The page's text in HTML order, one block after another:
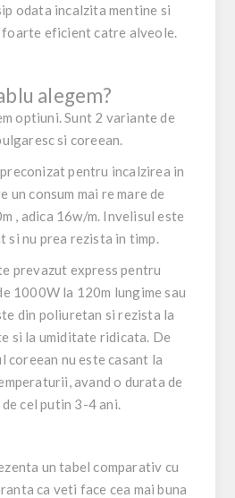
odata incalzita mentine si
eficient catre alveole.
alegem?
optiuni. Sunt 2 variante de
si coreean.
pentru incalzirea in
un consum mai re mare de
, adica 16w/m. Invelisul este
si nu prea rezista in timp.
prevazut express pentru
1000W la 120m lungime sau
din poliuretan si rezista la
si la umiditate ridicata. De
coreean nu este casant la
avand o durata de
cel putin 3-4 ani.
un tabel comparativ cu
ca veti face cea mai buna